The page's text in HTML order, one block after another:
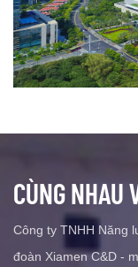
CÙNG NHAU
Công ty TNHH Năng
đoàn Xiamen C&D -